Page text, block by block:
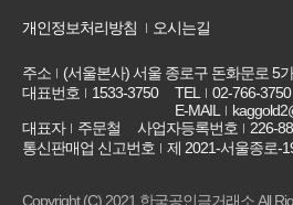
개인정보처리방침 오시는길
주소
(서울본사) 서울 종로구 돈화문로 5
대표번호
1533-3750 TEL 02-766-3750
E-MAIL
대표자
주문철 사업자등록번호
226-
통신판매업 신고번호
제 2021-서울종로-
Copyright (C) 2021 한국공인금거래소 All